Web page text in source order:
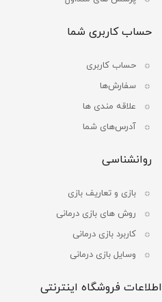
حساب کاربری شما
حساب کاربری
سفارش‌ها
علاقه مندی ها
آدرس‌های شما
روانشناسی
بازی و تعاریف بازی
روش های بازی درمانی
کاربرد بازی درمانی
وسایل بازی درمانی
اطلاعات فروشگاه اینترنتی